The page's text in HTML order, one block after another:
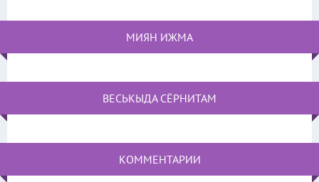
МИЯН ИЖМА
ВЕСЬКЫДА СЁРНИТАМ
КОММЕНТАРИИ